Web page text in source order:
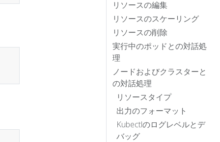
リソースの編集
リソースのスケーリング
リソースの削除
実行中のポッドとの対話処
理
ノードおよびクラスターと
の対話処理
リソースタイプ
出力のフォーマット
Kubectlのログレベルとデ
バッグ